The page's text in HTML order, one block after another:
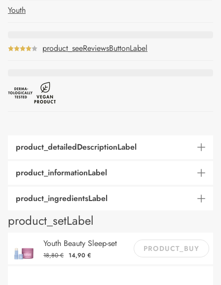
Youth
product_seeReviewsButtonLabel
product_detailedDescriptionLabel
product_informationLabel
product_ingredientsLabel
product_setLabel
Youth Beauty Sleep-set
18,80 € 14,90 €
PRODUCT_BUY